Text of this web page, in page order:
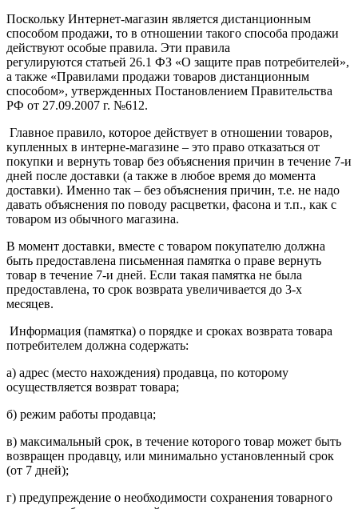
Поскольку Интернет-магазин является дистанционным
способом продажи, то в отношении такого способа продажи
действуют особые правила. Эти правила
регулируются статьей 26.1 ФЗ «О защите прав потребителей»,
а также «Правилами продажи товаров дистанционным
способом», утвержденных Постановлением Правительства
РФ от 27.09.2007 г. №612.
Главное правило, которое действует в отношении товаров,
купленных в интерне-магазине – это право отказаться от
покупки и вернуть товар без объяснения причин в течение 7-и
дней после доставки (а также в любое время до момента
доставки). Именно так – без объяснения причин, т.е. не надо
давать объяснения по поводу расцветки, фасона и т.п., как с
товаром из обычного магазина.
В момент доставки, вместе с товаром покупателю должна
быть предоставлена письменная памятка о праве вернуть
товар в течение 7-и дней. Если такая памятка не была
предоставлена, то срок возврата увеличивается до 3-х
месяцев.
Информация (памятка) о порядке и сроках возврата товара
потребителем должна содержать:
а) адрес (место нахождения) продавца, по которому
осуществляется возврат товара;
б) режим работы продавца;
в) максимальный срок, в течение которого товар может быть
возвращен продавцу, или минимально установленный срок
(от 7 дней);
г) предупреждение о необходимости сохранения товарного